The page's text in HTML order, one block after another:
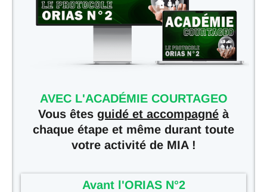
AVEC L'ACADÉMIE COURTAGEO
Vous êtes guidé et accompagné à
chaque étape et même durant toute
votre activité de MIA !
Avant l'ORIAS N°2